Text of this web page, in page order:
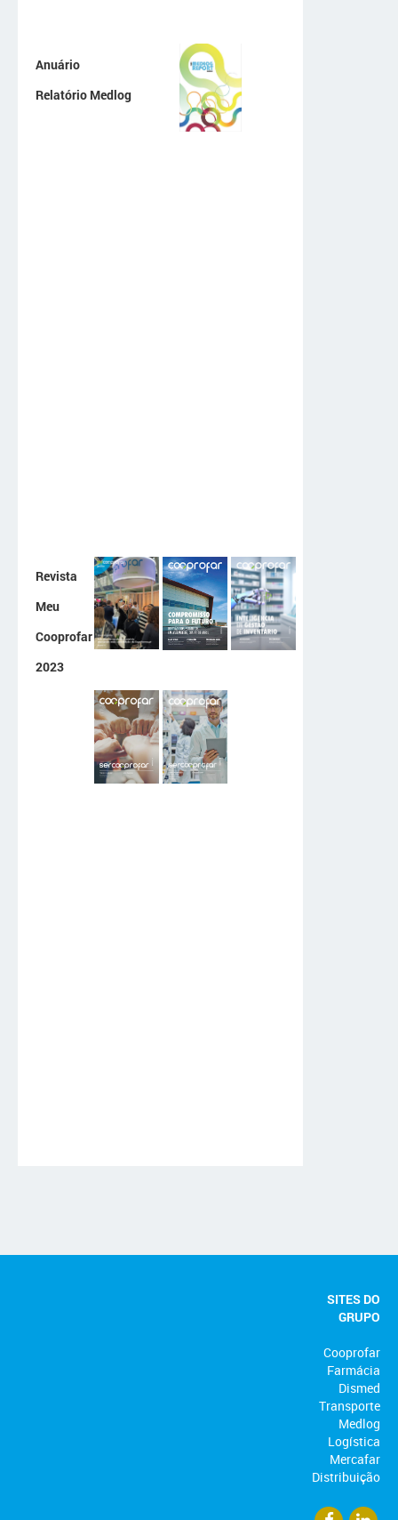
Anuário
Relatório Medlog
Revista
Meu
Cooprofar
2023
SITES DO
GRUPO
Cooprofar
Farmácia
Dismed
Transporte
Medlog
Logística
Mercafar
Distribuição